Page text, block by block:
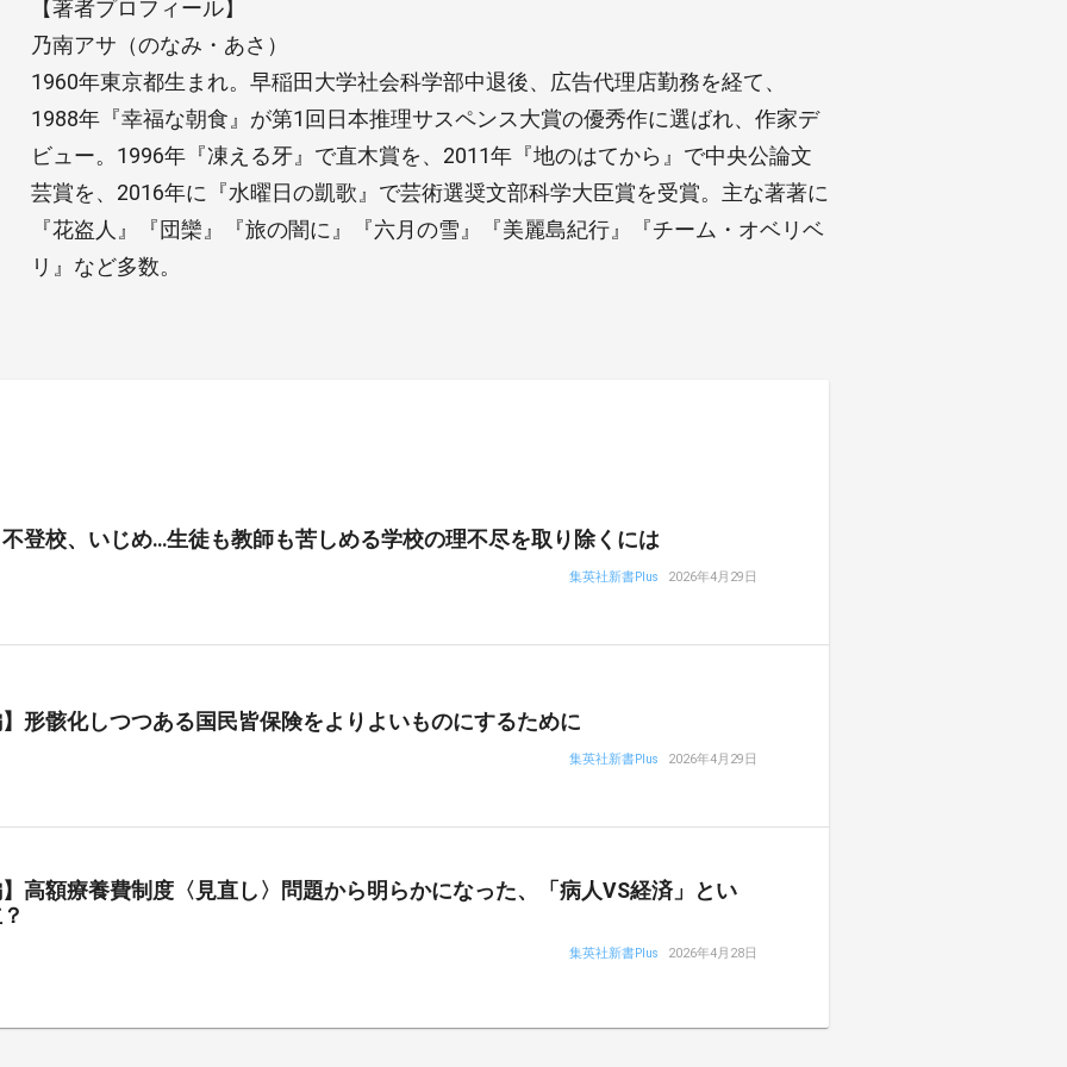
【著者プロフィール】
乃南アサ（のなみ・あさ）
1960年東京都生まれ。早稲田大学社会科学部中退後、広告代理店勤務を経て、
1988年『幸福な朝食』が第1回日本推理サスペンス大賞の優秀作に選ばれ、作家デ
ビュー。1996年『凍える牙』で直木賞を、2011年『地のはてから』で中央公論文
芸賞を、2016年に『水曜日の凱歌』で芸術選奨文部科学大臣賞を受賞。主な著著に
『花盗人』『団欒』『旅の闇に』『六月の雪』『美麗島紀行』『チーム・オベリベ
リ』など多数。
登校、いじめ…生徒も教師も苦しめる学校の理不尽を取り除くには
集英社新書Plus 2026年4月29日
形骸化しつつある国民皆保険をよりよいものにするために
集英社新書Plus 2026年4月29日
高額療養費制度〈見直し〉問題から明らかになった、「病人VS経済」とい
集英社新書Plus 2026年4月28日